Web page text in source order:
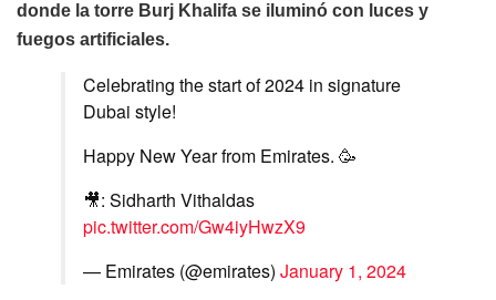
donde la torre Burj Khalifa se iluminó con luces y
fuegos artificiales.
Celebrating the start of 2024 in signature
Dubai style!
Happy New Year from Emirates. 🥳
🎥: Sidharth Vithaldas
pic.twitter.com/Gw4iyHwzX9
— Emirates (@emirates) January 1, 2024